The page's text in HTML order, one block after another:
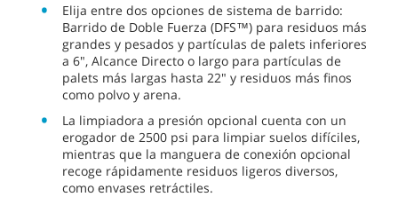
Elija entre dos opciones de sistema de barrido:
Barrido de Doble Fuerza (DFS™) para residuos más
grandes y pesados y partículas de palets inferiores
a 6", Alcance Directo o largo para partículas de
palets más largas hasta 22" y residuos más finos
como polvo y arena.
La limpiadora a presión opcional cuenta con un
erogador de 2500 psi para limpiar suelos difíciles,
mientras que la manguera de conexión opcional
recoge rápidamente residuos ligeros diversos,
como envases retráctiles.